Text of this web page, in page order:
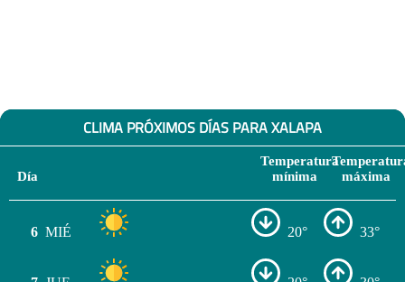
CLIMA PRÓXIMOS DÍAS PARA XALAPA
Día
Temperatura
mínima
máxima
6 MIÉ 20° 33°